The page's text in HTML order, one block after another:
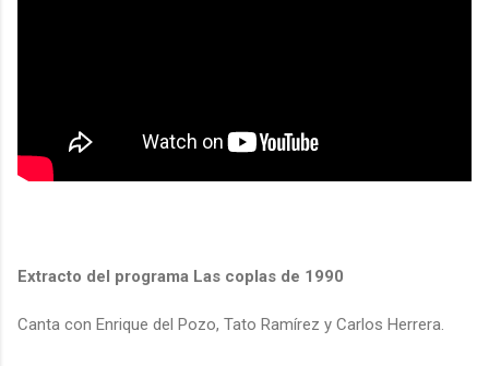
Extracto del programa Las coplas de 1990
Canta con Enrique del Pozo, Tato Ramírez y Carlos Herrera.